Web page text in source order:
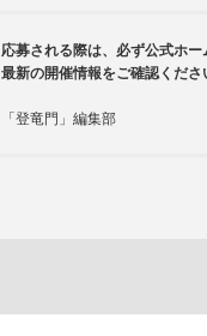
応募される際は、必ず公式ホー
最新の開催情報をご確認くださ
「登竜門」編集部